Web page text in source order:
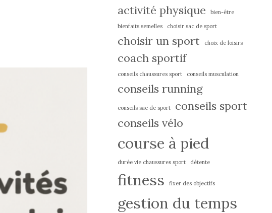
activité physique
bien-être
bienfaits semelles
choisir sac de sport
choisir un sport choix de loisirs
coach sportif
conseils chaussures sport conseils musculation
conseils running
conseils sac de sport
conseils sport
conseils vélo
course à pied
durée vie chaussures sport détente
fitness fixer des objectifs
gestion du temps